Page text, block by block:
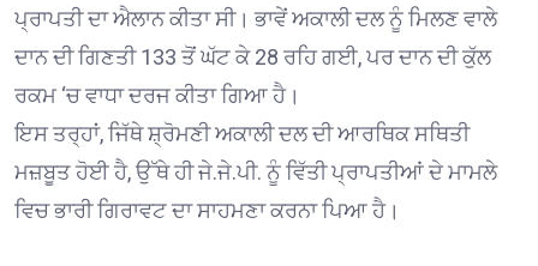
ਪ੍ਰਾਪਤੀ ਦਾ ਐਲਾਨ ਕੀਤਾ ਸੀ। ਭਾਵੇਂ ਅਕਾਲੀ ਦਲ ਨੂੰ ਮਿਲਣ ਵਾਲੇ
ਦਾਨ ਦੀ ਗਿਣਤੀ 133 ਤੋਂ ਘੱਟ ਕੇ 28 ਰਹਿ ਗਈ, ਪਰ ਦਾਨ ਦੀ ਕੁੱਲ
ਰਕਮ ‘ਚ ਵਾਧਾ ਦਰਜ ਕੀਤਾ ਗਿਆ ਹੈ।
ਇਸ ਤਰ੍ਹਾਂ, ਜਿੱਥੇ ਸ਼੍ਰੋਮਣੀ ਅਕਾਲੀ ਦਲ ਦੀ ਆਰਥਿਕ ਸਥਿਤੀ
ਮਜ਼ਬੂਤ ਹੋਈ ਹੈ, ਉੱਥੇ ਹੀ ਜੇ.ਜੇ.ਪੀ. ਨੂੰ ਵਿੱਤੀ ਪ੍ਰਾਪਤੀਆਂ ਦੇ ਮਾਮਲੇ
ਵਿਚ ਭਾਰੀ ਗਿਰਾਵਟ ਦਾ ਸਾਹਮਣਾ ਕਰਨਾ ਪਿਆ ਹੈ।